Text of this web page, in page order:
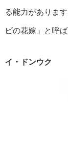
る能力がありま
ビの花嫁」と呼
イ・ドンウク